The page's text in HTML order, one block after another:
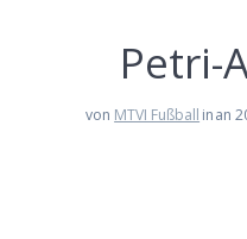
Petri-
von MTVI Fußball inan